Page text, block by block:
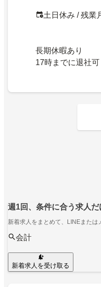
土日休み / 残業
長期休暇あり
17時までに退社可
週1回、条件に合う求人
新着求人をまとめて、LINEまたは
会計
新着求人を受け取る